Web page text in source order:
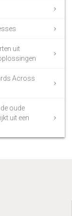
uit
Across
oude
uit een